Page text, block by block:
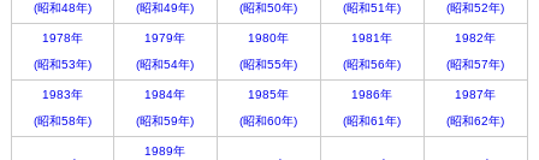
(昭和48年)
(昭和49年)
(昭和50年)
(昭和51年)
(昭和52年)
1978年
(昭和53年)
1979年
(昭和54年)
1980年
(昭和55年)
1981年
(昭和56年)
1982年
(昭和57年)
1983年
(昭和58年)
1984年
(昭和59年)
1985年
(昭和60年)
1986年
(昭和61年)
1987年
(昭和62年)
1989年